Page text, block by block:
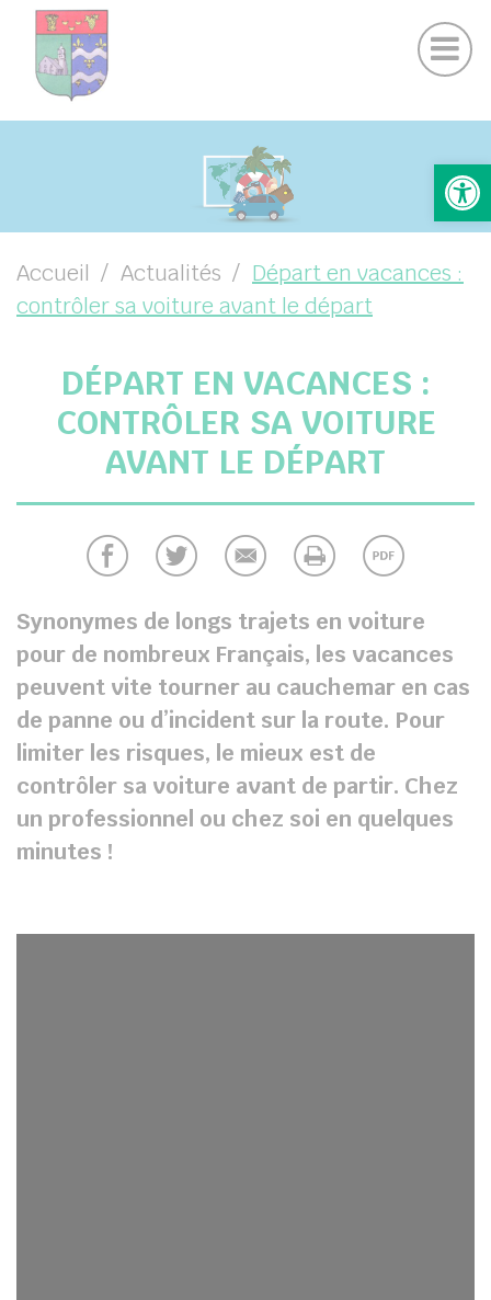
( VOTRE COMMUNE )
( VIE PRATIQUE )
( VIE LOCALE )
Actualités Chamigny Journal de la Commune
Suivez-nous sur Facebook
Suivez-nous sur Instagram
Accueil Actualités
Départ en vacances :
contrôler sa voiture avant le départ
DÉPART EN VACANCES :
CONTRÔLER SA VOITURE
AVANT LE DÉPART
Synonymes de longs trajets en voiture
pour de nombreux Français, les vacances
peuvent vite tourner au cauchemar en cas
de panne ou d’incident sur la route. Pour
limiter les risques, le mieux est de
contrôler sa voiture avant de partir. Chez
un professionnel ou chez soi en quelques
minutes !
Panneau de gestion des cookies